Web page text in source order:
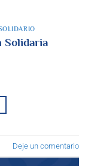
Solidaria
Deje un comentario